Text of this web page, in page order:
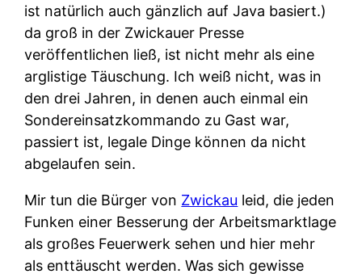
ist natürlich auch gänzlich auf Java basiert.)
da groß in der Zwickauer Presse
veröffentlichen ließ, ist nicht mehr als eine
arglistige Täuschung. Ich weiß nicht, was in
den drei Jahren, in denen auch einmal ein
Sondereinsatzkommando zu Gast war,
passiert ist, legale Dinge können da nicht
abgelaufen sein.
Mir tun die Bürger von Zwickau leid, die jeden
Funken einer Besserung der Arbeitsmarktlage
als großes Feuerwerk sehen und hier mehr
als enttäuscht werden. Was sich gewisse